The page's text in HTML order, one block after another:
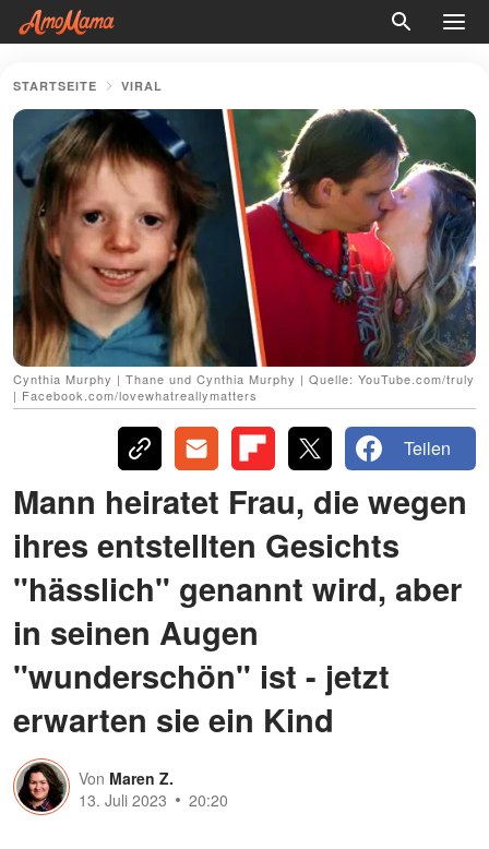
STARTSEITE VIRAL
Cynthia Murphy | Thane und Cynthia Murphy | Quelle: YouTube.com/truly
| Facebook.com/lovewhatreallymatters
Teilen
Mann heiratet Frau, die wegen
ihres entstellten Gesichts
"hässlich" genannt wird, aber
in seinen Augen
"wunderschön" ist - jetzt
erwarten sie ein Kind
Von Maren Z.
13. Juli 2023
20:20